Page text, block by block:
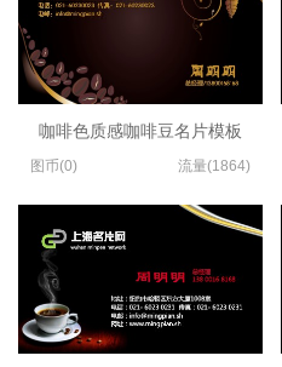
咖啡色质感咖啡豆名片模板
图币(0) 流量(1864)